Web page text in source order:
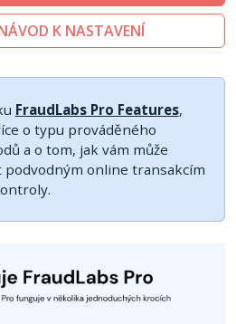
K NASTAVENÍ
FraudLabs Pro Features,
o typu prováděného
a o tom, jak vám může
podvodným online transakcím